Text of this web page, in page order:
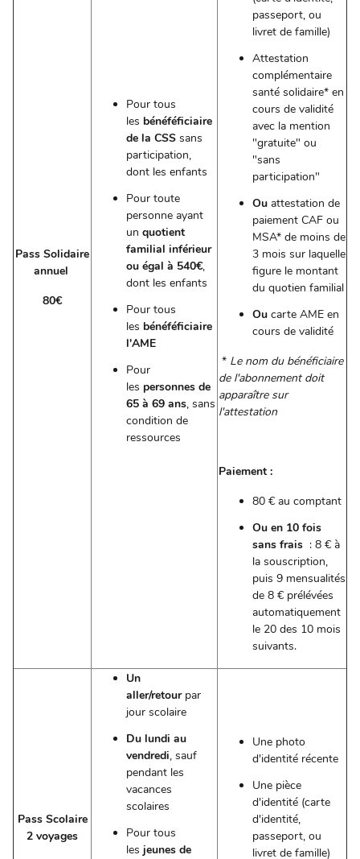
Pass Solidaire
annuel
80€
Pour tous
les bénéféficiaire
de la CSS sans
participation,
dont les enfants
Pour toute
personne ayant
un quotient
familial inférieur
ou égal à 540€,
dont les enfants
Pour tous
les bénéféficiaire
l'AME
Pour
les personnes de
65 à 69 ans, sans
condition de
ressources
passeport, ou
livret de famille)
Attestation
complémentaire
santé solidaire* en
cours de validité
avec la mention
"gratuite" ou
"sans
participation"
Ou attestation de
paiement CAF ou
MSA* de moins de
3 mois sur laquelle
figure le montant
du quotien familial
Ou carte AME en
cours de validité
* Le nom du bénéficiaire
de l'abonnement doit
apparaître sur
l'attestation
Paiement :
80 € au comptant
Ou en 10 fois
sans frais : 8 € à
la souscription,
puis 9 mensualités
de 8 € prélévées
automatiquement
le 20 des 10 mois
suivants.
Pass Scolaire
2 voyages
Un
aller/retour par
jour scolaire
Du lundi au
vendredi, sauf
pendant les
vacances
scolaires
Pour tous
les jeunes de
Une photo
d'identité récente
Une pièce
d'identité (carte
d'identité,
passeport, ou
livret de famille)